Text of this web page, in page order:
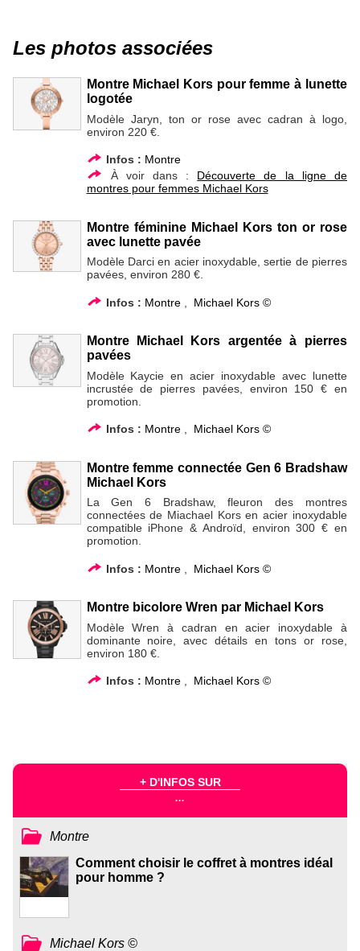
Les photos associées
Montre Michael Kors pour femme à lunette
logotée
Modèle Jaryn, ton or rose avec cadran à logo,
environ 220 €.
Infos : Montre
À voir dans : Découverte de la ligne de
montres pour femmes Michael Kors
Montre féminine Michael Kors ton or rose
avec lunette pavée
Modèle Darci en acier inoxydable, sertie de pierres
pavées, environ 280 €.
Infos : Montre, Michael Kors ©
Montre Michael Kors argentée à pierres
pavées
Modèle Kaycie en acier inoxydable avec lunette
incrustée de pierres pavées, environ 150 € en
promotion.
Infos : Montre, Michael Kors ©
Montre femme connectée Gen 6 Bradshaw
Michael Kors
La Gen 6 Bradshaw, fleuron des montres
connectées de Miachael Kors en acier inoxydable
compatible iPhone & Androïd, environ 300 € en
promotion.
Infos : Montre, Michael Kors ©
Montre bicolore Wren par Michael Kors
Modèle Wren à cadran en acier inoxydable à
dominante noire, avec détails en tons or rose,
environ 180 €.
Infos : Montre, Michael Kors ©
+ D'INFOS SUR
...
Montre
Comment choisir le coffret à montres idéal
pour homme ?
Michael Kors ©